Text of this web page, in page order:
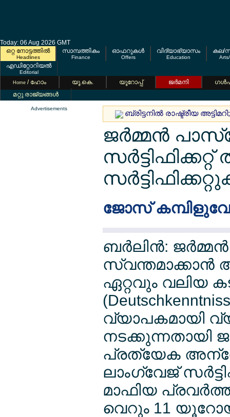
Today: 06 Aug 2026 GMT
ഒറ്റ നോട്ടത്തില്‍
Headlines
സാമ്പത്തികം
Finance
ഓഫറുകള്‍
Offers
വിദ്യാഭ്യാസം
Education
കല/
എഡിറ്റോറിയല്‍
Editorial
Home / ഹോം യൂ.കെ. യൂറോപ്പ് ജര്‍മനി
മറ്റു രാജ്യങ്ങള്‍
Advertisements
ബ്രിട്ടനില്‍ രാഷ്ട്രീയ
ജര്‍മ്മന്‍
ജോസ്
ബര്‍ലിന്‍:
സ്വന്തമാക്കാന്‍
ഏറ്റവും വലിയ
വ്യാപകമായി
നടക്കുന്നതായി
പ്രത്യേക
ലാംഗ്വേജ്
മാഫിയ
വെറും 11